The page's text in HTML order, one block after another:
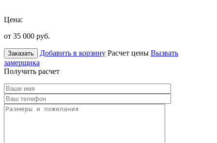
Цена:
от 35 000 руб.
Заказать Добавить в корзину Расчет цены Вызвать
замерщика
Получить расчет